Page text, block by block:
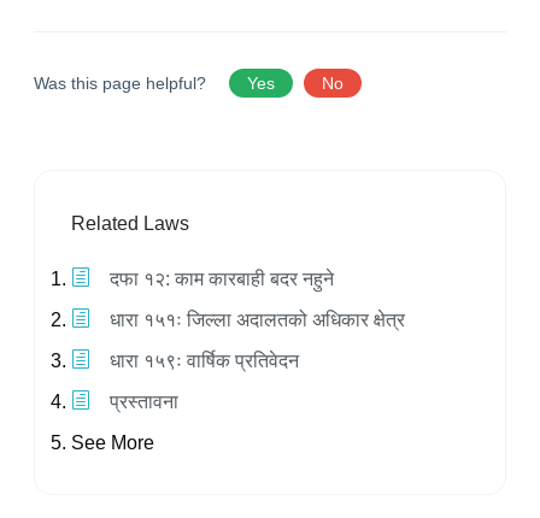
Was this page helpful? Yes No
Related Laws
दफा १२: काम कारबाही बदर नहुने
धारा १५१ः जिल्ला अदालतको अधिकार क्षेत्र
धारा १५९ः वार्षिक प्रतिवेदन
प्रस्तावना
See More